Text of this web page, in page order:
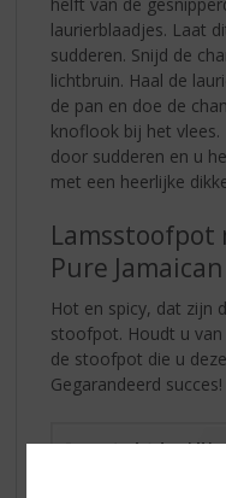
helft van de
laurierblaadjes. Laat
sudderen. Snijd de
lichtbruin. Haal de
de pan en doe de
knoflook bij het
door sudderen en u
met een heerlijke
Lamsstoofpot
Pure
Hot en spicy, dat zijn
stoofpot. Houdt u
de stoofpot die u
Gegarandeerd succes!